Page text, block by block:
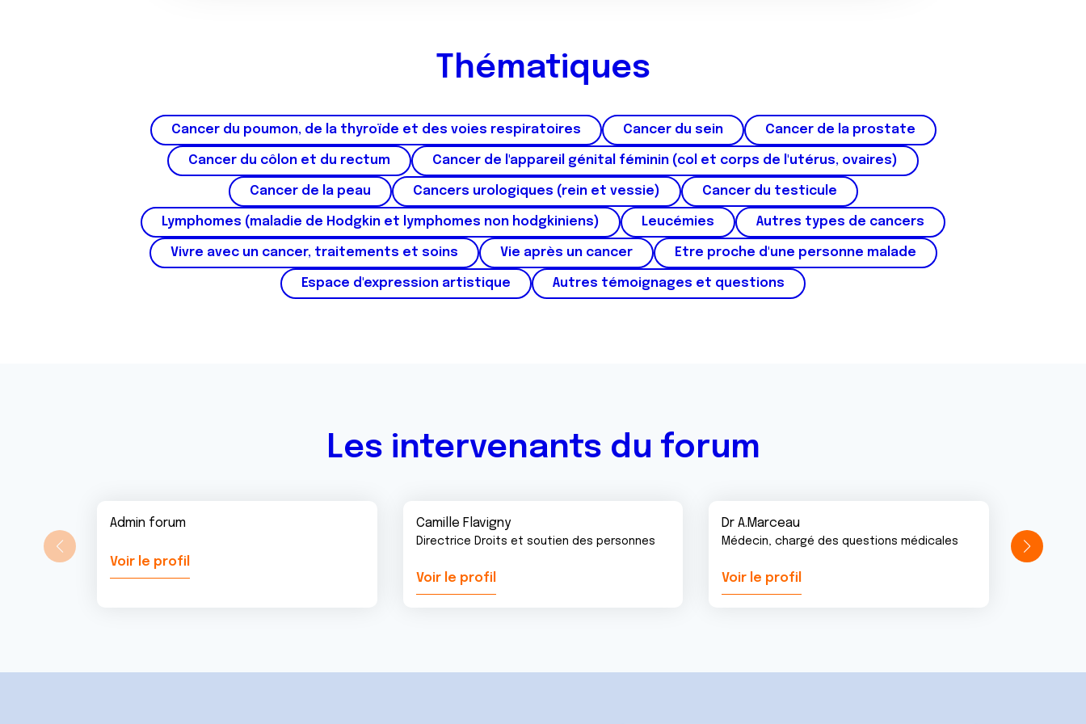
e
m
t
Thématiques
Cancer du poumon, de la thyroïde et des voies respiratoires Cancer du sein Cancer de la prostate
Cancer du côlon et du rectum Cancer de l'appareil génital féminin (col et corps de l'utérus, ovaires)
Cancer de la peau Cancers urologiques (rein et vessie) Cancer du testicule
Lymphomes (maladie de Hodgkin et lymphomes non hodgkiniens) Leucémies Autres types de cancers
Vivre avec un cancer, traitements et soins Vie après un cancer Etre proche d'une personne malade
Espace d'expression artistique Autres témoignages et questions
Les intervenants du forum
Admin forum
Voir le profil
Camille Flavigny
Directrice Droits et soutien des personnes
Voir le profil
Dr A.Marceau
Médecin, chargé des questions médicales
Voir le profil